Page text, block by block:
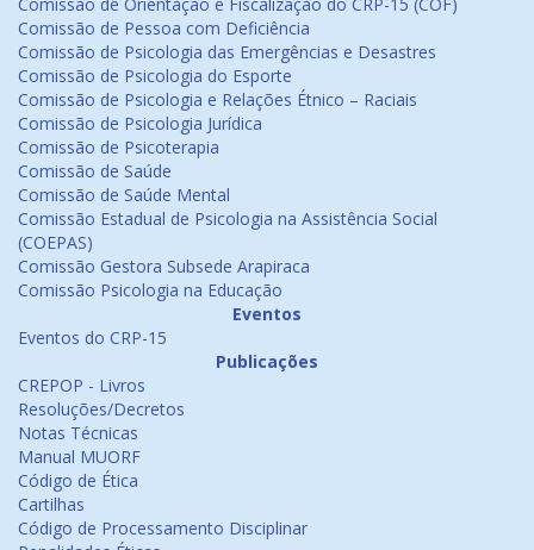
Comissão de Pessoa com Deficiência
Comissão de Psicologia das Emergências e Desastres
Comissão de Psicologia do Esporte
Comissão de Psicologia e Relações Étnico – Raciais
Comissão de Psicologia Jurídica
Comissão de Psicoterapia
Comissão de Saúde
Comissão de Saúde Mental
Comissão Estadual de Psicologia na Assistência Social
(COEPAS)
Comissão Gestora Subsede Arapiraca
Comissão Psicologia na Educação
Eventos
Eventos do CRP-15
Publicações
CREPOP - Livros
Resoluções/Decretos
Notas Técnicas
Manual MUORF
Código de Ética
Cartilhas
Código de Processamento Disciplinar